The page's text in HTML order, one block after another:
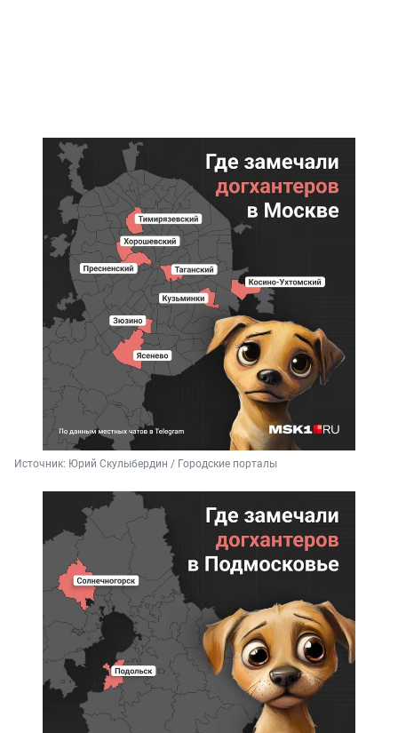
Источник: Юрий Скулыбердин / Городские порталы